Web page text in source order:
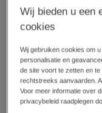
Zweet,
ons
Transpiratie is een
Wij bieden u een
cookies
Wij gebruiken cookies om
personalisatie en
de site voort te zetten en
rechtstreeks aanvaarden.
Voor meer informatie over
privacybeleid raadplegen